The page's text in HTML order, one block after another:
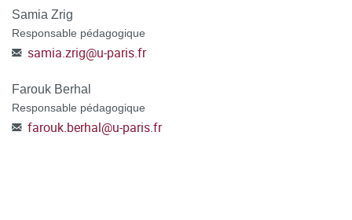
Samia Zrig
Responsable pédagogique
samia.zrig@u-paris.fr
Farouk Berhal
Responsable pédagogique
farouk.berhal@u-paris.fr